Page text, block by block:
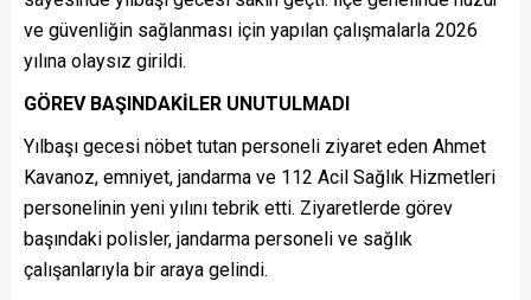
ve güvenliğin sağlanması için yapılan çalışmalarla 2026
yılına olaysız girildi.
GÖREV BAŞINDAKİLER UNUTULMADI
Yılbaşı gecesi nöbet tutan personeli ziyaret eden Ahmet
Kavanoz, emniyet, jandarma ve 112 Acil Sağlık Hizmetleri
personelinin yeni yılını tebrik etti. Ziyaretlerde görev
başındaki polisler, jandarma personeli ve sağlık
çalışanlarıyla bir araya gelindi.